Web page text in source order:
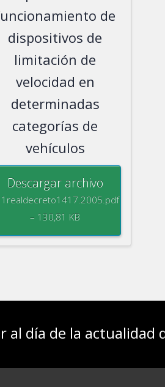
de
dispositivos de
limitación de
velocidad en
determinadas
categorías de
vehículos
Descargar archivo
1realdecreto1417.2005.pdf
– 130,81 KB
día de la actualidad